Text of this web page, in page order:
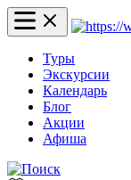
Туры
Экскурсии
Календарь
Блог
Акции
Афиша